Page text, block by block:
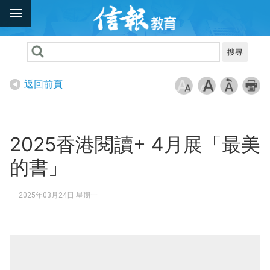
搜尋
返回前頁
2025香港閱讀+ 4月展「最美
的書」
2025年03月24日 星期一